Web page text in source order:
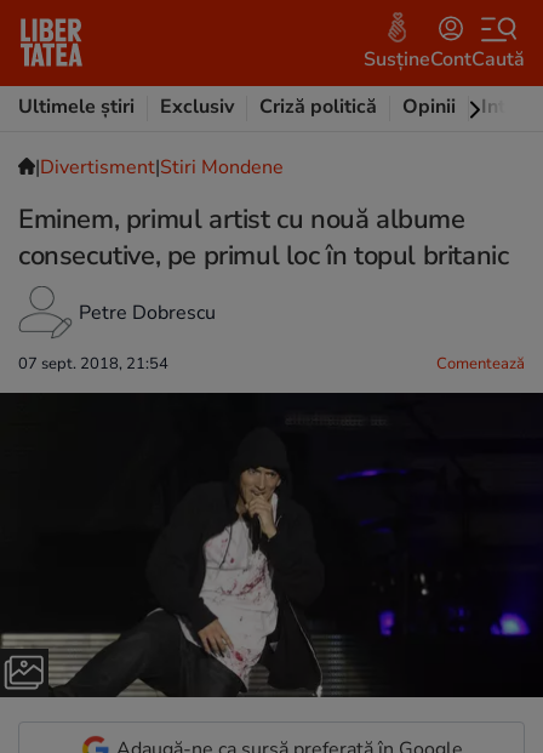
SusțineContCaută
Ultimele știri
Exclusiv Criză politică Opinii
|Divertisment|Stiri Mondene
Eminem, primul artist cu nouă albume
consecutive, pe primul loc în topul britanic
Petre Dobrescu
07 sept. 2018, 21:54 Comentează